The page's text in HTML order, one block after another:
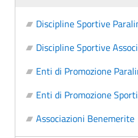
Discipline Sportive
Discipline Sportive
Enti di Promozione
Enti di Promozione
Associazioni Benemerite